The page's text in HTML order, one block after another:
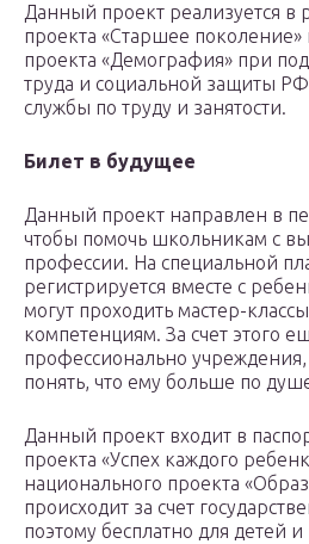
Данный проект реализуется в
проекта «Старшее поколение»
проекта «Демография» при
труда и социальной защиты
службы по труду и занятости.
Билет в будущее
Данный проект направлен в
чтобы помочь школьникам с
профессии. На специальной
регистрируется вместе с
могут проходить мастер-
компетенциям. За счет этого
профессионально
понять, что ему больше по
Данный проект входит в
проекта «Успех каждого
национального проекта
происходит за счет
поэтому бесплатно для детей